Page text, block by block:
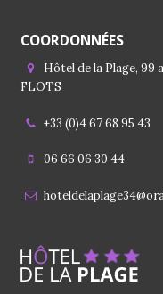
COORDONNÉES
Hôtel de la Plage, 99
FLOTS
+33 (0)4 67 68 95 43
06 66 06 30 44